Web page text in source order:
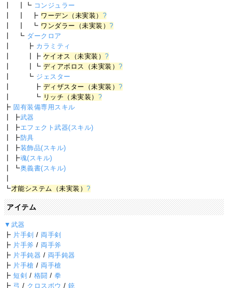
┃ ┃┗ コンジュラー
┃ ┃ ┣ ワーデン（未実装） ?
┃ ┃ ┗ ワンダラー（未実装）?
┃ ┗ ダークロア
┃ ┣ カラミティ
┃ ┃┣ ケイオス（未実装）?
┃ ┃┗ ディアボロス（未実装）?
┃ ┗ ジェスター
┃ ┣ ディザスター（未実装）?
┃ ┗ リッチ（未実装） ?
┣ 固有装備専用スキル
┃ ┣武器
┃ ┣エフェクト武器(スキル)
┃ ┣防具
┃ ┣装飾品(スキル)
┃ ┣魂(スキル)
┃ ┗奥義書(スキル)
┗才能システム（未実装）?
アイテム
▼武器
┣ 片手剣 / 両手剣
┣ 片手斧 / 両手斧
┣ 片手鈍器 / 両手鈍器
┣ 片手槍 / 両手槍
┣短剣 / 格闘 /拳
┣ 弓 / クロスボウ /銃